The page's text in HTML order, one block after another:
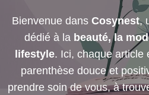
Bienvenue dans Cosynest,
dédié à la beauté, la
lifestyle. Ici, chaque article
parenthèse douce et
prendre soin de vous, à